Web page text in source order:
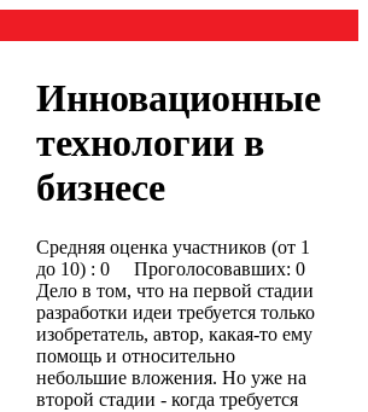
Инновационные
технологии в
бизнесе
Средняя оценка участников (от 1
до 10) : 0 Проголосовавших: 0
Дело в том, что на первой стадии
разработки идеи требуется только
изобретатель, автор, какая-то ему
помощь и относительно
небольшие вложения. Но уже на
второй стадии - когда требуется